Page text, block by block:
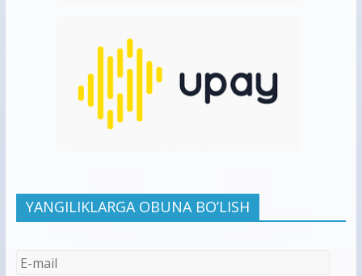
YANGILIKLARGA OBUNA BO’LISH